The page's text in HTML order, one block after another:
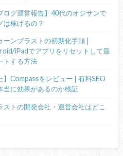
ログ運営報告】40代のオジサンで
は稼げるの？
ーンブラストの初期化手順 |
iPadでアプリをリセットして最
トする方法
】Compassをレビュー | 有料SEO
当に効果があるのか検証
ストの開発会社・運営会社はどこ